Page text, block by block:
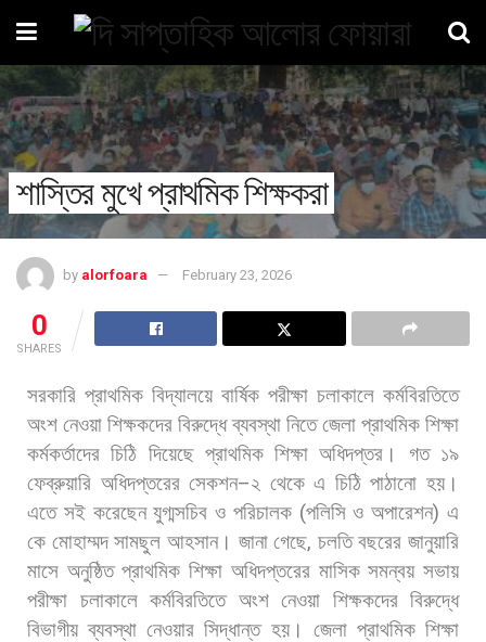
শাস্তির মুখে প্রাথমিক শিক্ষকরা
by alorfoara February 23, 2026
0
SHARES
সরকারি প্রাথমিক বিদ্যালয়ে বার্ষিক পরীক্ষা চলাকালে কর্মবিরতিতে
অংশ নেওয়া শিক্ষকদের বিরুদ্ধে ব্যবস্থা নিতে জেলা প্রাথমিক শিক্ষা
কর্মকর্তাদের চিঠি দিয়েছে প্রাথমিক শিক্ষা অধিদপ্তর। গত ১৯
ফেব্রুয়ারি অধিদপ্তরের সেকশন–২ থেকে এ চিঠি পাঠানো হয়।
এতে সই করেছেন যুগ্মসচিব ও পরিচালক(পলিসি ও অপারেশন)এ
কে মোহাম্মদ সামছুল আহসান। জানা গেছে, চলতি বছরের জানুয়ারি
মাসে অনুষ্ঠিত প্রাথমিক শিক্ষা অধিদপ্তরের মাসিক সমন্বয় সভায়
পরীক্ষা চলাকালে কর্মবিরতিতে অংশ নেওয়া শিক্ষকদের বিরুদ্ধে
বিভাগীয় ব্যবস্থা নেওয়ার সিদ্ধান্ত হয়। জেলা প্রাথমিক শিক্ষা